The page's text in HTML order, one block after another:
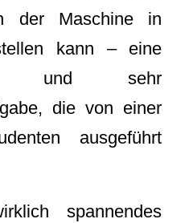
der Maschine in
kann – eine
und sehr
die von einer
ausgeführt
spannendes